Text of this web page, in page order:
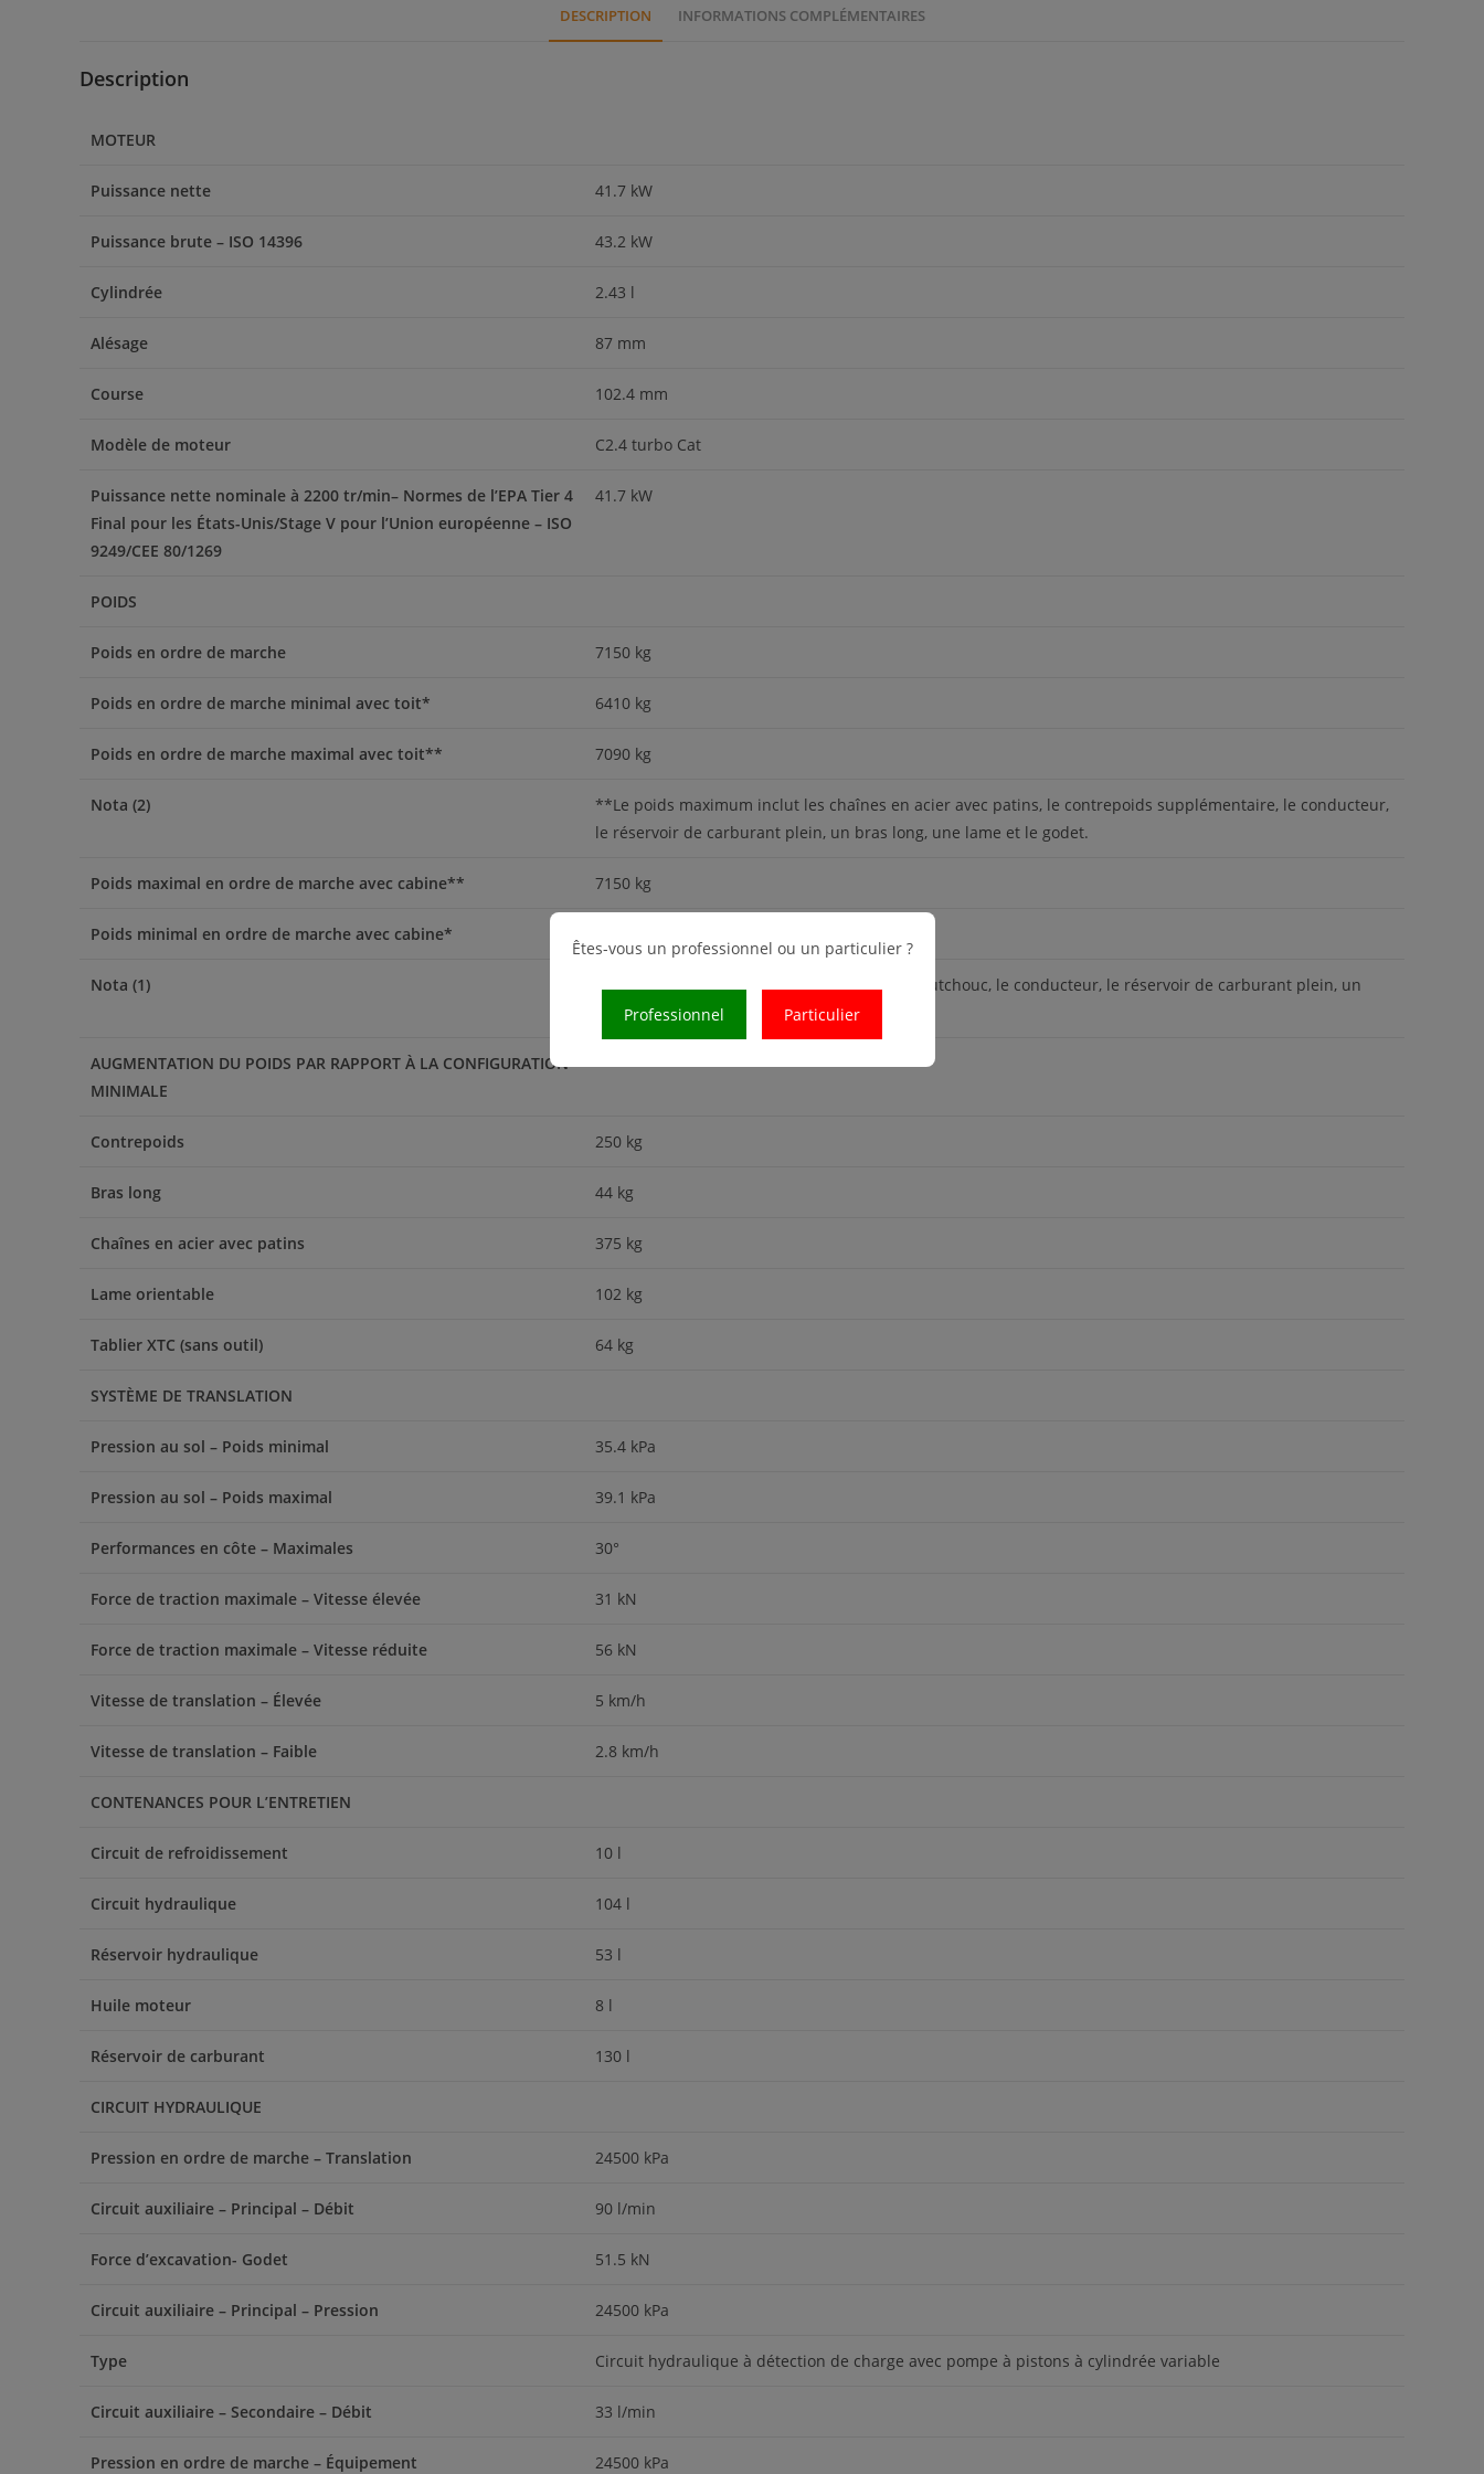
DESCRIPTION INFORMATIONS COMPLÉMENTAIRES
Description
MOTEUR
Puissance nette 41.7 kW
Puissance brute – ISO 14396 43.2 kW
Cylindrée 2.43 l
Alésage 87 mm
Course 102.4 mm
Modèle de moteur C2.4 turbo Cat
Puissance nette nominale à 2200 tr/min– Normes de l’EPA Tier 4
Final pour les États-Unis/Stage V pour l’Union européenne – ISO
9249/CEE 80/1269
41.7 kW
POIDS
Poids en ordre de marche 7150 kg
Poids en ordre de marche minimal avec toit* 6410 kg
Poids en ordre de marche maximal avec toit** 7090 kg
Nota (2)
**Le poids maximum inclut les chaînes en acier avec patins, le contrepoids supplémentaire, le conducteur,
le réservoir de carburant plein, un bras long, une lame et le godet.
Poids maximal en ordre de marche avec cabine** 7150 kg
Poids minimal en ordre de marche avec cabine*
Nota (1)
*Le poids minimum inclut les chaînes en caoutchouc, le conducteur, le réservoir de carburant plein, un
bras standard, une lame fixe et aucun godet.
AUGMENTATION DU POIDS PAR RAPPORT À LA CONFIGURATION
MINIMALE
Contrepoids 250 kg
Bras long 44 kg
Chaînes en acier avec patins 375 kg
Lame orientable 102 kg
Tablier XTC (sans outil) 64 kg
SYSTÈME DE TRANSLATION
Pression au sol – Poids minimal 35.4 kPa
Pression au sol – Poids maximal 39.1 kPa
Performances en côte – Maximales 30°
Force de traction maximale – Vitesse élevée 31 kN
Force de traction maximale – Vitesse réduite 56 kN
Vitesse de translation – Élevée 5 km/h
Vitesse de translation – Faible 2.8 km/h
CONTENANCES POUR L’ENTRETIEN
Circuit de refroidissement 10 l
Circuit hydraulique 104 l
Réservoir hydraulique 53 l
Huile moteur 8 l
Réservoir de carburant 130 l
CIRCUIT HYDRAULIQUE
Pression en ordre de marche – Translation 24500 kPa
Circuit auxiliaire – Principal – Débit 90 l/min
Force d’excavation- Godet 51.5 kN
Circuit auxiliaire – Principal – Pression 24500 kPa
Type Circuit hydraulique à détection de charge avec pompe à pistons à cylindrée variable
Circuit auxiliaire – Secondaire – Débit 33 l/min
Pression en ordre de marche – Équipement 24500 kPa
Êtes-vous un professionnel ou un particulier ?
Professionnel Particulier